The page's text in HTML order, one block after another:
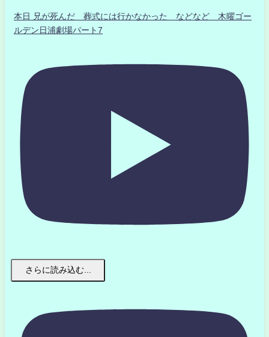
本日 兄が死んだ 葬式には行かなかった などなど 木曜ゴー
ルデン日浦劇場パート7
さらに読み込む...